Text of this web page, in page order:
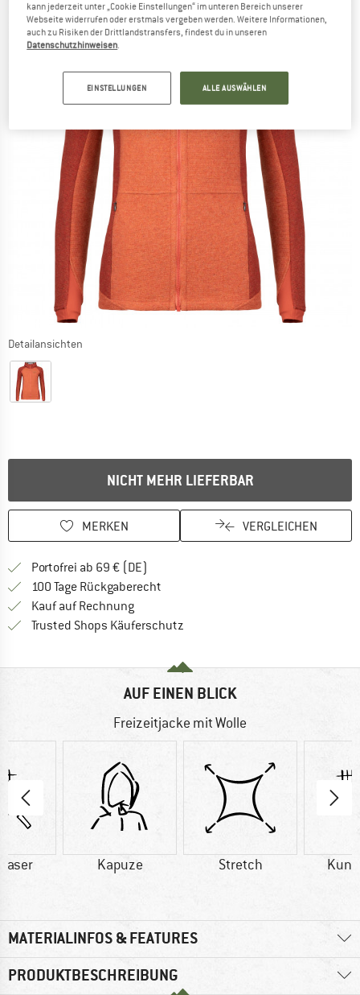
Detailansichten
NICHT MEHR LIEFERBAR
MERKEN VERGLEICHEN
Portofrei ab 69 € (DE)
100 Tage Rückgaberecht
Kauf auf RechnungFinde die Zahlungs-Infos hier! Öffnet
Trusted Shops Käuferschutz
AUF EINEN BLICK
Freizeitjacke mit Wolle
Kapuze Stretch
MATERIALINFOS & FEATURES
PRODUKTBESCHREIBUNG
kann jederzeit unter „Cookie Einstellungen“ im unteren Bereich unserer
Webseite widerrufen oder erstmals vergeben werden. Weitere Informationen,
auch zu Risiken der Drittlandstransfers, findest du in unseren
Datenschutzhinweisen
EINSTELLUNGEN ALLE AUSWÄHLEN